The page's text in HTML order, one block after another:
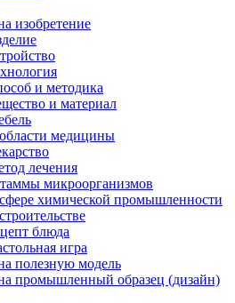
изобретение
и методика
и материал
медицины
лечения
микроорганизмов
химической промышленности
блюда
игра
полезную модель
промышленный образец (дизайн)